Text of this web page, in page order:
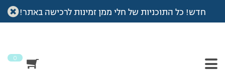
חדש! כל התוכניות של חלי ממן זמינות לרכישה באתר!
0
עמוד הבית >דיונים>פורום >קוואקר – תוספת….אם מותר
מוצגות 2 תגובות – 1 עד 2 (מתוך 2 סה״כ)